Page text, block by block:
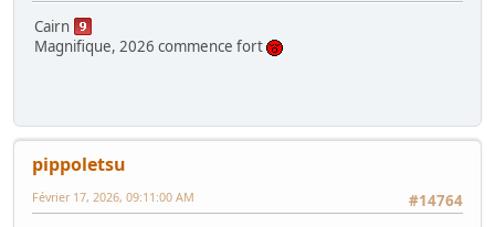
Cairn
Magnifique, 2026 commence fort
pippoletsu
#14764
Février 17, 2026, 09:11:00 AM